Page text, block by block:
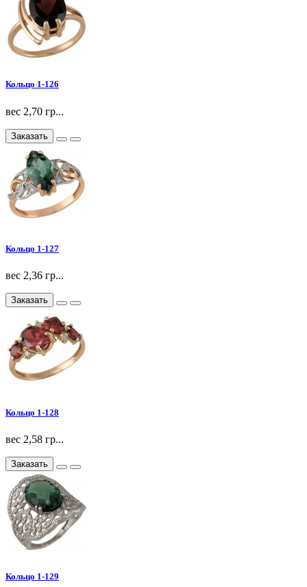
Кольцо 1-126
вес 2,70 гр...
Заказать
Кольцо 1-127
вес 2,36 гр...
Заказать
Кольцо 1-128
вес 2,58 гр...
Заказать
Кольцо 1-129